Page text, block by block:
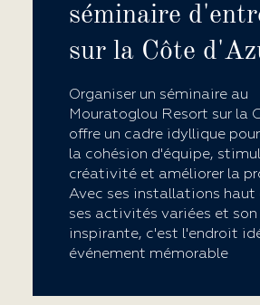
séminaire
sur la Côte
Organiser un séminaire au
Mouratoglou Resort sur la
offre un cadre idyllique
la cohésion d'équipe,
créativité et améliorer la
Avec ses installations haut
ses activités variées et
inspirante, c'est l'endroit
événement mémorable